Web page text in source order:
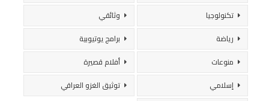
تكنولوجيا
وثائقي
رياضة
برامج يوتيوبية
منوعات
أفلام قصيرة
إسلامي
توثيق الغزو العراقي